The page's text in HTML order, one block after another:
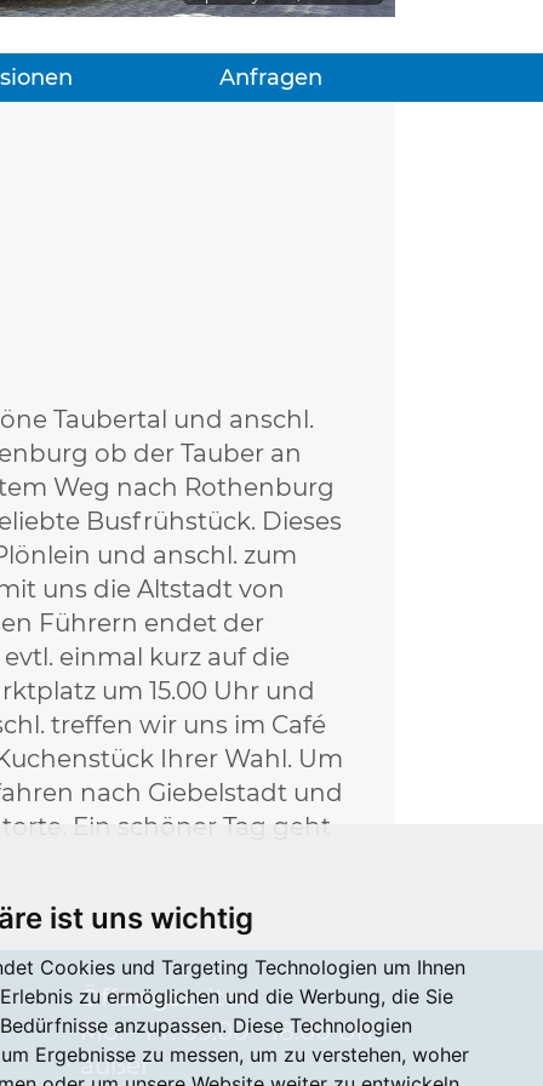
ist uns wichtig
Cookies und Targeting Technologien um Ihnen
zu ermöglichen und die Werbung, die Sie
anzupassen. Diese Technologien
Ergebnisse zu messen, um zu verstehen, woher
Anfragen
Taubertal und anschl.
ob der Tauber an
Weg nach Rothenburg
Busfrühstück. Dieses
und anschl. zum
uns die Altstadt von
Führern endet der
einmal kurz auf die
um 15.00 Uhr und
treffen wir uns im Café
Ihrer Wahl. Um
nach Giebelstadt und
Ein schöner Tag geht
Öffungszeiten
Mo. - Fr. 09.00 - 18.00 Uhr
außer